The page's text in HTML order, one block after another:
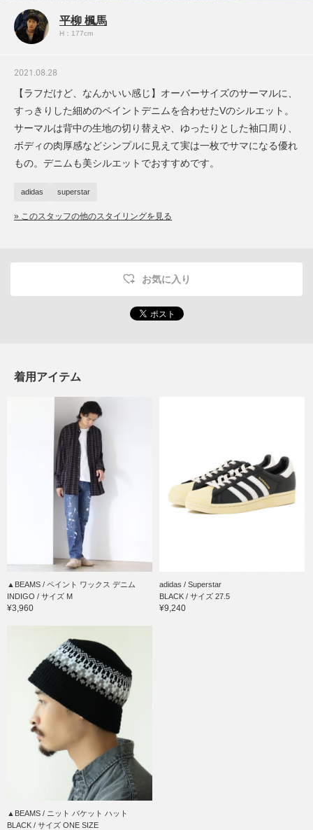
平柳 楓馬
H：177cm
2021.08.28
【ラフだけど、なんかいい感じ】オーバーサイズのサーマルに、
すっきりした細めのペイントデニムを合わせたVのシルエット。
サーマルは背中の生地の切り替えや、ゆったりとした袖口周り、
ボディの肉厚感などシンプルに見えて実は一枚でサマになる優れ
もの。デニムも美シルエットでおすすめです。
adidas superstar
» このスタッフの他のスタイリングを見る
お気に入り
着用アイテム
▲BEAMS / ペイント ワックス デニム
INDIGO / サイズ M
¥3,960
adidas / Superstar
BLACK / サイズ 27.5
¥9,240
▲BEAMS / ニット バケット ハット
BLACK / サイズ ONE SIZE